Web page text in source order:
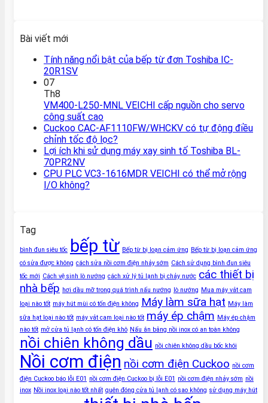
Bài viết mới
Tính năng nổi bật của bếp từ đơn Toshiba IC-
20R1SV
07
Th8
VM400-L250-MNL VEICHI cấp nguồn cho servo
công suất cao
Cuckoo CAC-AF1110FW/WHCKV có tự động điều
chỉnh tốc độ lọc?
Lợi ích khi sử dụng máy xay sinh tố Toshiba BL-
70PR2NV
CPU PLC VC3-1616MDR VEICHI có thể mở rộng
I/O không?
Tag
bình đun siêu tốc bếp từ Bếp từ bị loạn cảm ứng Bếp từ bị loạn cảm ứng
có sửa được không cách sửa nồi cơm điện nhảy sớm Cách sử dụng bình đun siêu
tốc mới Cách vệ sinh lò nướng cách xử lý tủ lạnh bị chảy nước các thiết bị
nhà bếp hơi dầu mỡ trong quá trình nấu nướng lò nướng Mua máy vắt cam
loại nào tốt máy hút mùi có tốn điện không Máy làm sữa hạt Máy làm
sữa hạt loại nào tốt máy vắt cam loại nào tốt máy ép chậm Máy ép chậm
nào tốt mở cửa tủ lạnh có tốn điện khô Nấu ăn bằng nồi inox có an toàn không
nồi chiên không dầu nồi chiên không dầu bốc khói
Nồi cơm điện nồi cơm điện Cuckoo nồi cơm
điện Cuckoo báo lỗi E01 nồi cơm điện Cuckoo bị lỗi E01 nồi cơm điện nhảy sớm nồi
inox Nồi inox loại nào tốt nhất quên đóng cửa tủ lạnh có sao không sử dụng máy hút